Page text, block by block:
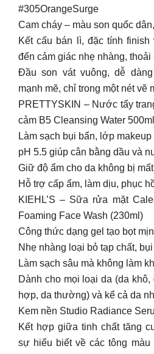
#305OrangeSurge
Cam cháy – màu son quốc
Kết cấu bán lì, đặc tính finish
đến cảm giác nhẹ nhàng, thoải
Đầu son vát vuông, dễ
mạnh mẽ, chỉ trong một nét vẽ
PRETTYSKIN – Nước tẩy
cảm B5 Cleansing Water 500ml
Làm sạch bụi bẩn, lớp makeup
pH 5.5 giúp cân bằng dầu và
Giữ độ ẩm cho da không bị
Hỗ trợ cấp ẩm, làm dịu, phục
KIEHL’S – Sữa rửa mặt
Foaming Face Wash (230ml)
Công thức dạng gel tạo bọt
Nhẹ nhàng loại bỏ tạp chất,
Làm sạch sâu mà không làm
Dành cho mọi loại da (da
hợp, da thường) và kể cả da
Kem nền Studio Radiance
Kết hợp giữa tinh chất tăng
sự hiểu biết về các tông